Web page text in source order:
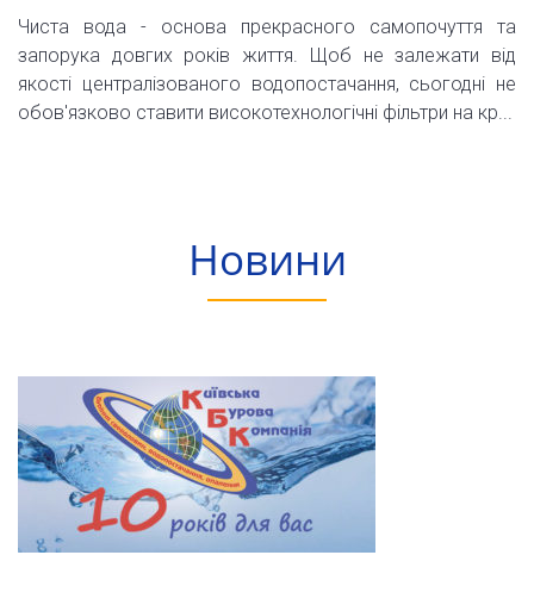
Чиста вода - основа прекрасного самопочуття та
запорука довгих років життя. Щоб не залежати від
якості централізованого водопостачання, сьогодні не
обов'язково ставити високотехнологічні фільтри на кр...
Новини